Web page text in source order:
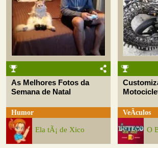
As Melhores Fotos da
Semana de Natal
Humor
Ela tÃ¡ de Xico
VeÃ­culos
O